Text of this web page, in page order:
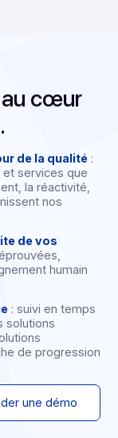
de la
et services
la
nos
éprouvées,
solutions
évolutions
de